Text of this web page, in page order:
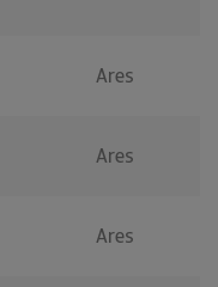
Ares
Ares
Ares